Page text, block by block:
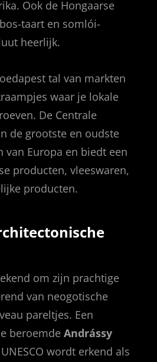
Ook de Hongaarse
taart en somlói-
heerlijk.
tal van markten
waar je lokale
De Centrale
de grootste en oudste
van Europa en biedt een
producten, vleeswaren,
producten.
om zijn prachtige
van neogotische
pareltjes. Een
beroemde Andrássy
wordt erkend als